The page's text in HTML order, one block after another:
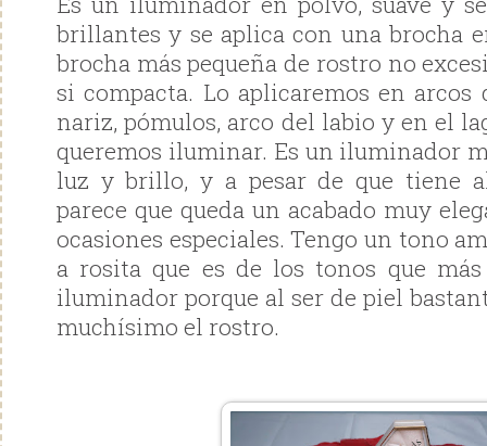
brillantes y se aplica con una brocha
brocha más pequeña de rostro no
si compacta. Lo aplicaremos en arcos
nariz, pómulos, arco del labio y en el
queremos iluminar. Es un iluminador
luz y brillo, y a pesar de que tiene
parece que queda un acabado muy
ocasiones especiales. Tengo un tono
a rosita que es de los tonos que
iluminador porque al ser de piel
muchísimo el rostro.